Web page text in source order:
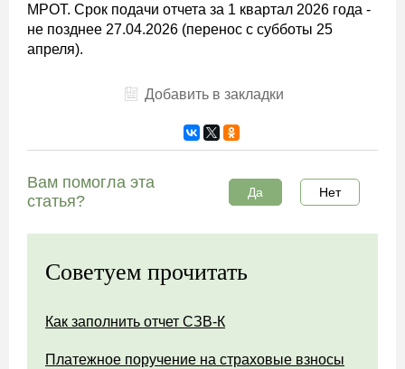
МРОТ. Срок подачи отчета за 1 квартал 2026 года -
не позднее 27.04.2026 (перенос с субботы 25
апреля).
Добавить в закладки
Вам помогла эта
статья?
Да Нет
Советуем прочитать
Как заполнить отчет СЗВ-К
Платежное поручение на страховые взносы